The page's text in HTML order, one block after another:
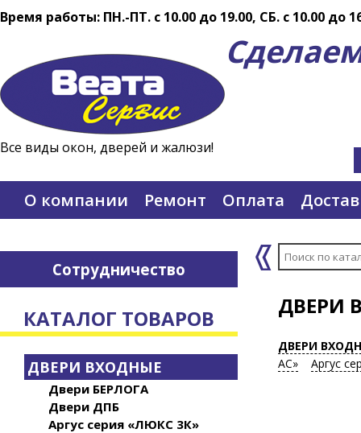
Время работы: ПН.-ПТ. c 10.00 до 19.00, СБ. с 10.00 до
Все виды окон, дверей и жалюзи!
О компании Ремонт Оплата
Сотрудничество
КАТАЛОГ ТОВАРОВ
ДВЕРИ ВХОДНЫЕ
Двери БЕРЛОГА
Двери ДПБ
Аргус серия «ЛЮКС 3К»
ДВЕРИ
ДВЕРИ
АС»
Аргус